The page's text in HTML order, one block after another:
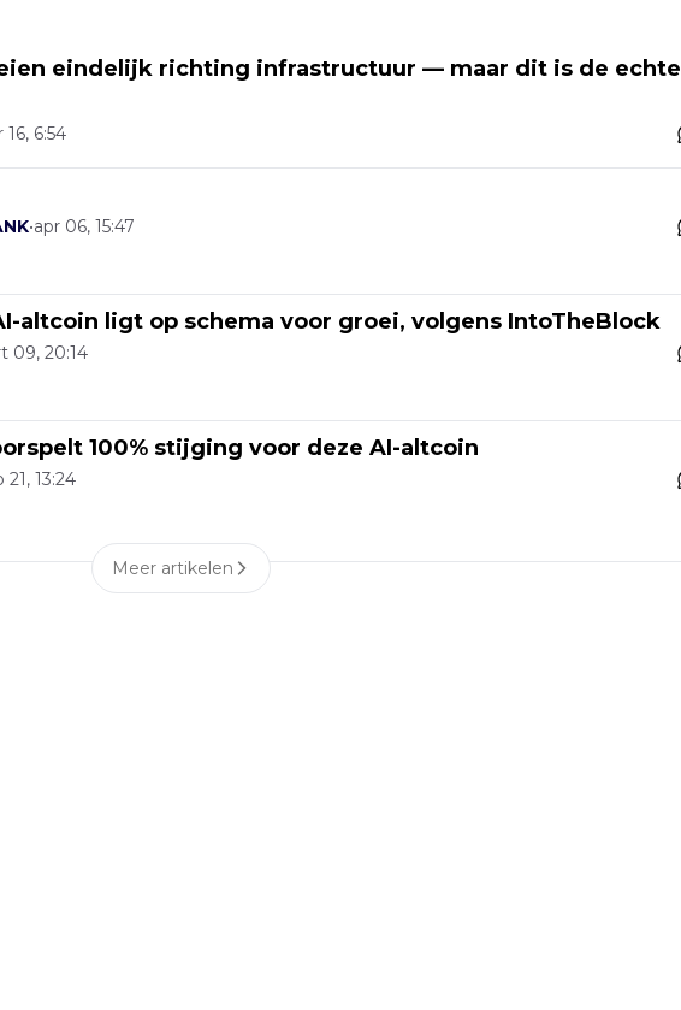
eindelijk richting infrastructuur — maar dit is de echte
16, 6:54
•apr 06, 15:47
altcoin ligt op schema voor groei, volgens IntoTheBlock
09, 20:14
100% stijging voor deze AI-altcoin
21, 13:24
Meer artikelen